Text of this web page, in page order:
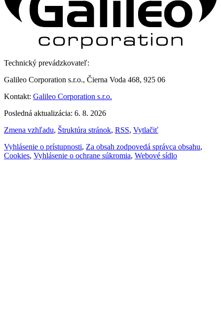
Technický prevádzkovateľ:
Galileo Corporation s.r.o., Čierna Voda 468, 925 06
Kontakt: Galileo Corporation s.r.o.
Posledná aktualizácia: 6. 8. 2026
Zmena vzhľadu, Štruktúra stránok, RSS, Vytlačiť
Vyhlásenie o prístupnosti, Za obsah zodpovedá správca obsahu,
Cookies, Vyhlásenie o ochrane súkromia, Webové sídlo